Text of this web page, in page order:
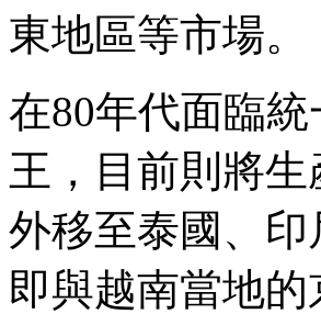
東地區等市場。
在80年代面臨
王，目前則將
外移至泰國、
即與越南當地